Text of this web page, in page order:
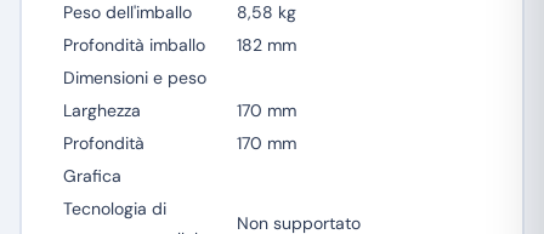
Peso dell'imballo
8,58 kg
Profondità imballo
182 mm
Dimensioni e peso
Larghezza
170 mm
Profondità
170 mm
Grafica
Tecnologia di
Non supportato